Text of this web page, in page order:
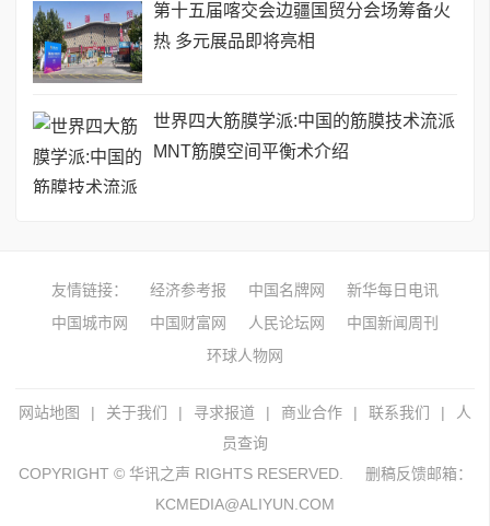
第十五届喀交会边疆国贸分会场筹备火
热 多元展品即将亮相
世界四大筋膜学派:中国的筋膜技术流派
MNT筋膜空间平衡术介绍
友情链接： 经济参考报 中国名牌网
新华每日电讯
中国城市网
中国财富网 人民论坛网
中国新闻周刊
环球人物网
网站地图 | 关于我们 | 寻求报道 | 商业合作 | 联系我们 |
人
员查询
COPYRIGHT © 华讯之声 RIGHTS RESERVED.
删稿反馈邮箱：
KCMEDIA@ALIYUN.COM